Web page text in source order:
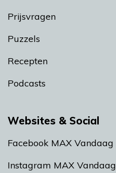
Prijsvragen
Puzzels
Recepten
Podcasts
Websites & Social
Facebook MAX Vandaag
Instagram MAX Vandaag